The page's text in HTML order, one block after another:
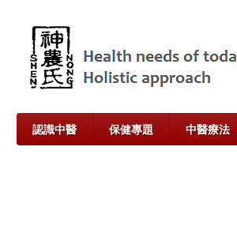
認識中醫 保健專題 中醫療法